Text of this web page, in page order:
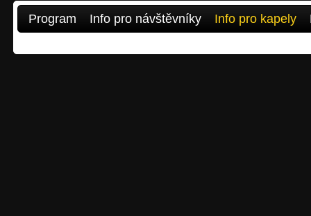
Program Info pro návštěvníky Info pro kapely